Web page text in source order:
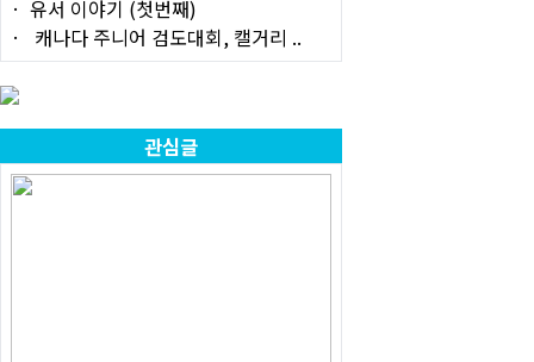
유서 이야기 (첫번째)
캐나다 주니어 검도대회, 캘거리 ..
관심글